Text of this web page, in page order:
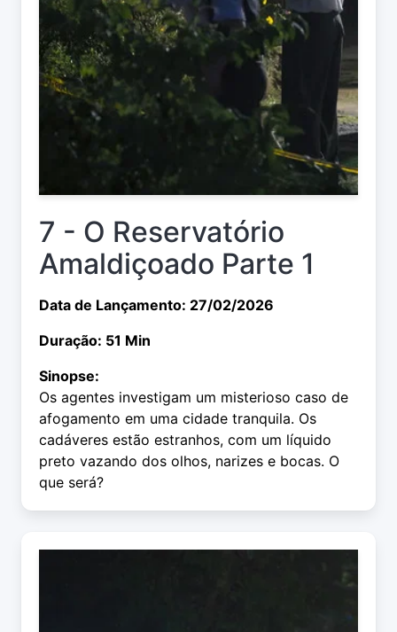
7 - O Reservatório
Amaldiçoado Parte 1
Data de Lançamento: 27/02/2026
Duração: 51 Min
Sinopse:
Os agentes investigam um misterioso caso de
afogamento em uma cidade tranquila. Os
cadáveres estão estranhos, com um líquido
preto vazando dos olhos, narizes e bocas. O
que será?